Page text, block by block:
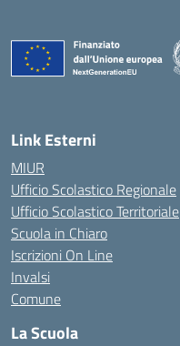
Link Esterni
MIUR
Ufficio Scolastico Regionale
Ufficio Scolastico Territoriale
Scuola in Chiaro
Iscrizioni On Line
Invalsi
Comune
La Scuola